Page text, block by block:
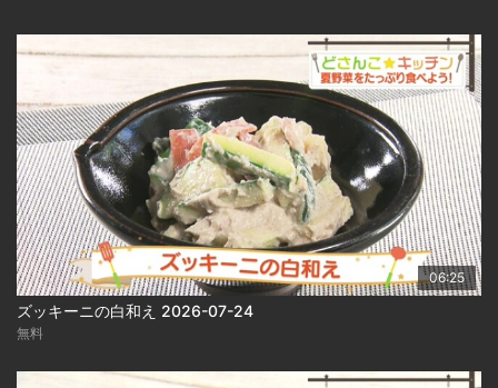
06:25
ズッキーニの白和え 2026-07-24
無料